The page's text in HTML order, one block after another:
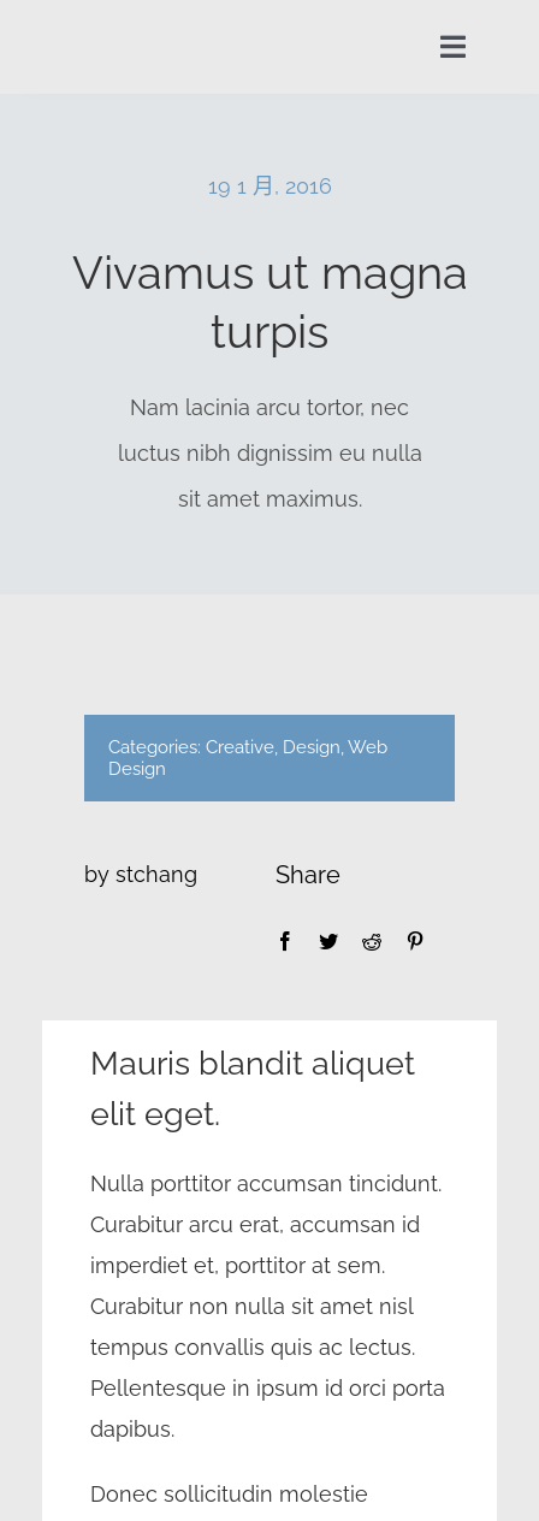
Toggle
19 1 月, 2016
Vivamus ut magna
turpis
Nam lacinia arcu tortor, nec
luctus nibh dignissim eu nulla
sit amet maximus.
Categories: Creative, Design,Web
Design
by stchang Share
Mauris blandit aliquet
elit eget.
Nulla porttitor accumsan tincidunt.
Curabitur arcu erat, accumsan id
imperdiet et, porttitor at sem.
Curabitur non nulla sit amet nisl
tempus convallis quis ac lectus.
Pellentesque in ipsum id orci porta
dapibus.
Donec sollicitudin molestie